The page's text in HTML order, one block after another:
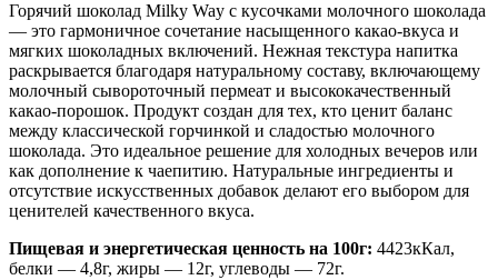
Горячий шоколад Milky Way с кусочками молочного шоколада
— это гармоничное сочетание насыщенного какао-вкуса и
мягких шоколадных включений. Нежная текстура напитка
раскрывается благодаря натуральному составу, включающему
молочный сывороточный пермеат и высококачественный
какао-порошок. Продукт создан для тех, кто ценит баланс
между классической горчинкой и сладостью молочного
шоколада. Это идеальное решение для холодных вечеров или
как дополнение к чаепитию. Натуральные ингредиенты и
отсутствие искусственных добавок делают его выбором для
ценителей качественного вкуса.
Пищевая и энергетическая ценность на 100г: 4423кКал,
белки — 4,8г, жиры — 12г, углеводы — 72г.